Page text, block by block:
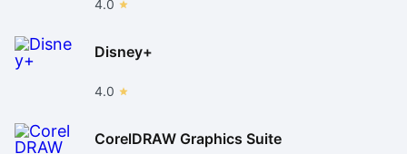
4.0
Disney+
4.0
CorelDRAW Graphics Suite